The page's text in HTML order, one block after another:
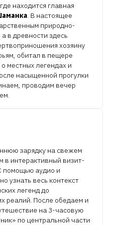
находится главная
. В настоящее
природно-
в древности здесь
хозяину
обитал в пещере
местных легендах и
насыщенной прогулки
проводим вечер
зарядку на свежем
в интерактивный визит-
помощью аудио и
узнать весь контекст
легенд до
реалий. После обедаем и
на 3-часовую
по центральной части